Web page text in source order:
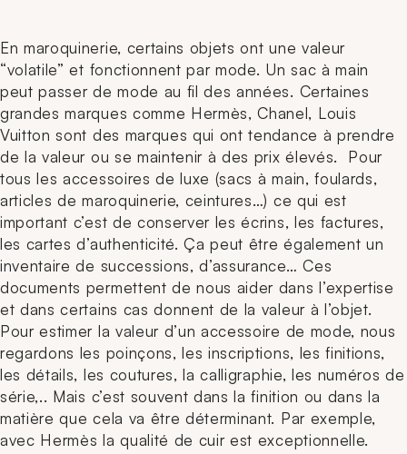
En maroquinerie, certains objets ont une valeur
“volatile” et fonctionnent par mode. Un sac à main
peut passer de mode au fil des années. Certaines
grandes marques comme Hermès, Chanel, Louis
Vuitton sont des marques qui ont tendance à prendre
de la valeur ou se maintenir à des prix élevés. Pour
tous les accessoires de luxe (sacs à main, foulards,
articles de maroquinerie, ceintures…) ce qui est
important c’est de conserver les écrins, les factures,
les cartes d’authenticité. Ça peut être également un
inventaire de successions, d’assurance… Ces
documents permettent de nous aider dans l’expertise
et dans certains cas donnent de la valeur à l’objet.
Pour estimer la valeur d’un accessoire de mode, nous
regardons les poinçons, les inscriptions, les finitions,
les détails, les coutures, la calligraphie, les numéros de
série,.. Mais c’est souvent dans la finition ou dans la
matière que cela va être déterminant. Par exemple,
avec Hermès la qualité de cuir est exceptionnelle.